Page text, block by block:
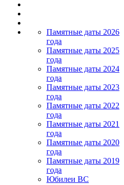
Памятные даты 2026
года
Памятные даты 2025
года
Памятные даты 2024
года
Памятные даты 2023
года
Памятные даты 2022
года
Памятные даты 2021
года
Памятные даты 2020
года
Памятные даты 2019
года
Юбилеи ВС